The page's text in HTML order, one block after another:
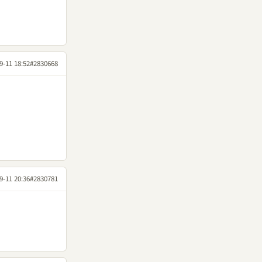
11 18:52#2830668
11 20:36#2830781